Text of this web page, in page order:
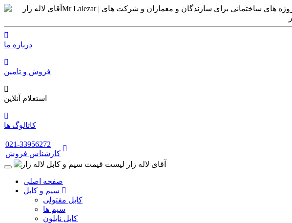
درباره ما
فروش و تامین
استعلام آنلاین
کاتالوگ ها
021-33956272
کارشناس فروش
صفحه اصلی
کابل مفتولی
سیم ها
کابل نایلون